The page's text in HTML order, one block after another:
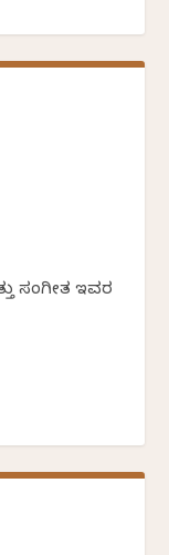
ಸಂಗೀತ ಇವರ